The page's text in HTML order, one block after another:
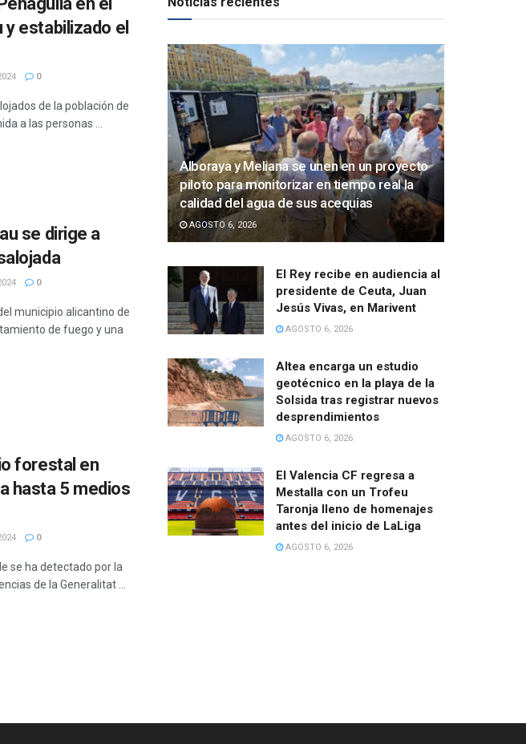
estabilizado el
0
de la población de
a las personas ...
se dirige a
0
municipio alicantino de
de fuego y una
forestal en
hasta 5 medios
0
se ha detectado por la
de la Generalitat ...
Alboraya y Meliana se unen en un proyecto
piloto para monitorizar en tiempo real la
calidad del agua de sus acequias
AGOSTO 6, 2026
El Rey recibe en audiencia al
presidente de Ceuta, Juan
Jesús Vivas, en Marivent
AGOSTO 6, 2026
Altea encarga un estudio
geotécnico en la playa de la
Solsida tras registrar nuevos
desprendimientos
AGOSTO 6, 2026
El Valencia CF regresa a
Mestalla con un Trofeu
Taronja lleno de homenajes
antes del inicio de LaLiga
AGOSTO 6, 2026